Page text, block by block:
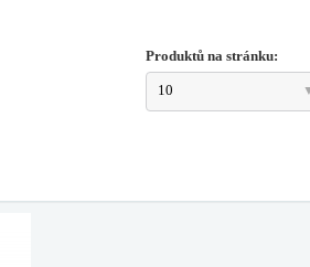
Produktů na stránku:
10